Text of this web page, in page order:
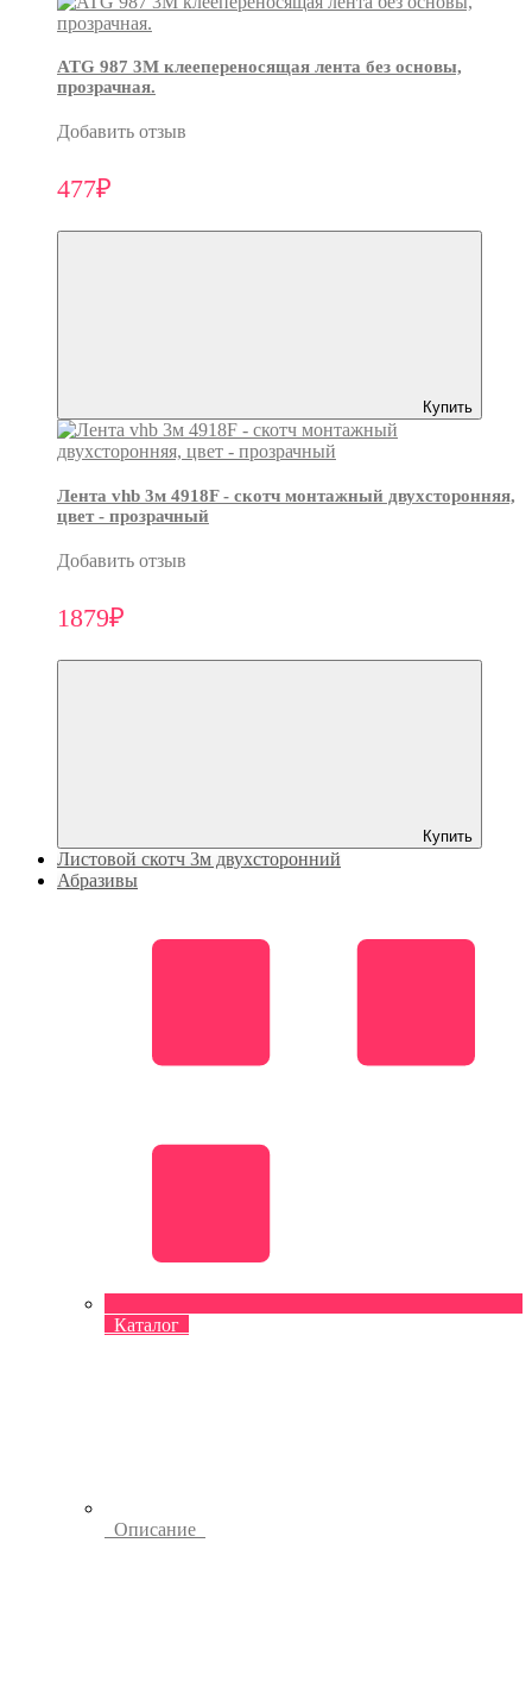
ATG 987 3М клеепереносящая лента без основы,
прозрачная.
Добавить отзыв
477₽
Купить
Лента vhb 3м 4918F - скотч монтажный двухсторонняя,
цвет - прозрачный
Добавить отзыв
1879₽
Купить
Листовой скотч 3м двухсторонний
Абразивы
Каталог
Описание